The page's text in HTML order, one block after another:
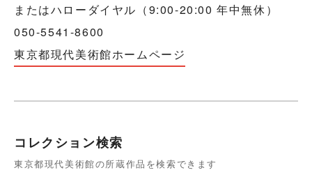
またはハローダイヤル（9:00-20:00 年中無休）
050-5541-8600
東京都現代美術館ホームページ
コレクション検索
東京都現代美術館の所蔵作品を検索できます